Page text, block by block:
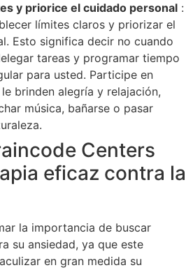
y priorice el cuidado personal :
límites claros y priorizar el
Esto significa decir no cuando
tareas y programar tiempo
para usted. Participe en
brinden alegría y relajación,
música, bañarse o pasar
Centers
eficaz contra la
la importancia de buscar
su ansiedad, ya que este
en gran medida su